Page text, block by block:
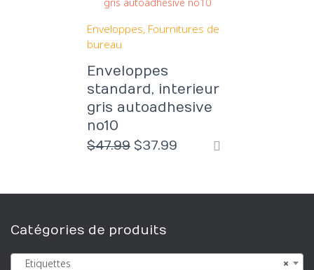
Enveloppes Fournitures de
bureau
Enveloppes
standard, interieur
gris autoadhesive
no10
$47.99 Le
était :
$37.99
est :
Catégories de produits
×
Etiquettes